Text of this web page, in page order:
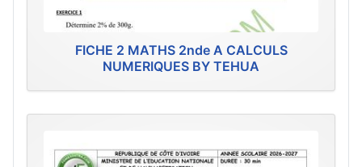
FICHE 2 MATHS 2nde A CALCULS
NUMERIQUES BY TEHUA